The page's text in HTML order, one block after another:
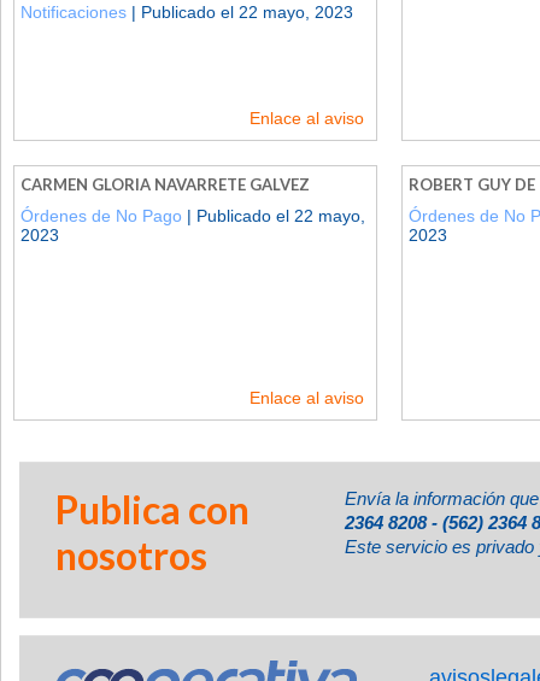
Notificaciones | Publicado el 22 mayo, 2023
Enlace al aviso
CARMEN GLORIA NAVARRETE GALVEZ
Órdenes de No Pago | Publicado el 22 mayo,
2023
Enlace al aviso
ROBERT GUY
Órdenes de No
2023
Publica con
nosotros
Envía la información
2364 8208 - (562) 2364
Este servicio es privado